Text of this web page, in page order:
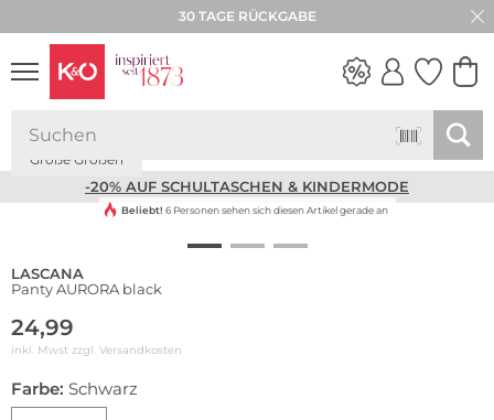
30 TAGE RÜCKGABE
NEW IN
WEDDING
-20% AUF SCHULTASCHEN & KINDERMODE
Große Größen
Beliebt! 6 Personen sehen sich diesen Artikel gerade an
LASCANA
Panty AURORA black
24,99
inkl. Mwst zzgl. Versandkosten
Farbe: Schwarz